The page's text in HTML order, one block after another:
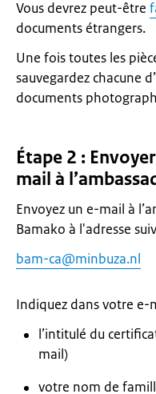
Vous devrez peut-être
documents étrangers.
Une fois toutes les
sauvegardez chacune
documents
Étape 2 :
mail à
Envoyez un e-mail à
Bamako à l'adresse
bam-ca@minbuza.nl
Indiquez dans votre e-
l’intitulé du
mail)
votre nom de